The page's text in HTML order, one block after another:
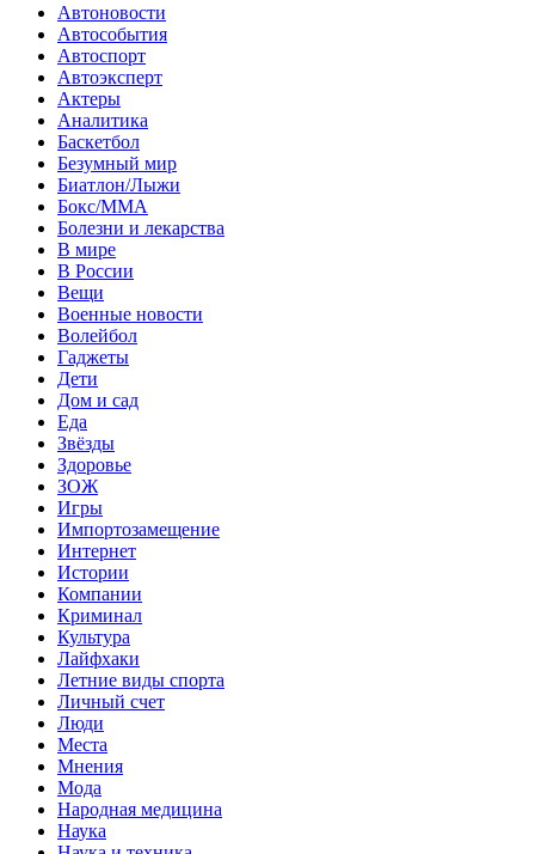
Автоновости
Автособытия
Автоспорт
Автоэксперт
Актеры
Аналитика
Баскетбол
Безумный мир
Биатлон/Лыжи
Бокс/MMA
Болезни и лекарства
В мире
В России
Вещи
Военные новости
Волейбол
Гаджеты
Дети
Дом и сад
Еда
Звёзды
Здоровье
ЗОЖ
Игры
Импортозамещение
Интернет
Истории
Компании
Криминал
Культура
Лайфхаки
Летние виды спорта
Личный счет
Люди
Места
Мнения
Мода
Народная медицина
Наука